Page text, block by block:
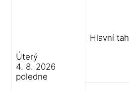
Úterý
4. 8. 2026
poledne
Hlavní tah